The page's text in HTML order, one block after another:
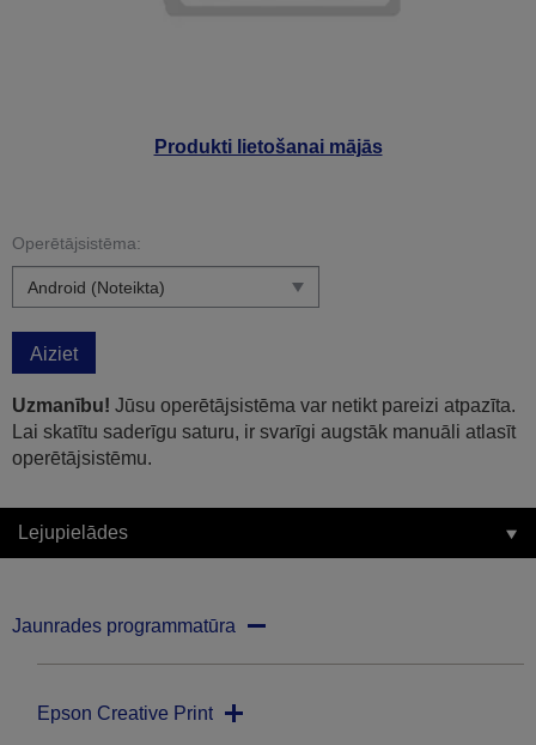
Produkti lietošanai mājās
Operētājsistēma:
Aiziet
Uzmanību! Jūsu operētājsistēma var netikt pareizi atpazīta.
Lai skatītu saderīgu saturu, ir svarīgi augstāk manuāli atlasīt
operētājsistēmu.
Lejupielādes
Jaunrades programmatūra
Epson Creative Print